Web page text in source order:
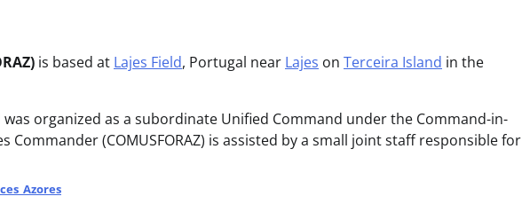
is based at Lajes Field, Portugal near Lajes on Terceira Island in the
was organized as a subordinate Unified Command under the Command-in-
Commander (COMUSFORAZ) is assisted by a small joint staff responsible for